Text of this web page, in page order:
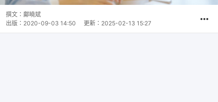
撰文： 鄺曉斌
出版： 2020-09-03 14:50 更新： 2025-02-13 15:27